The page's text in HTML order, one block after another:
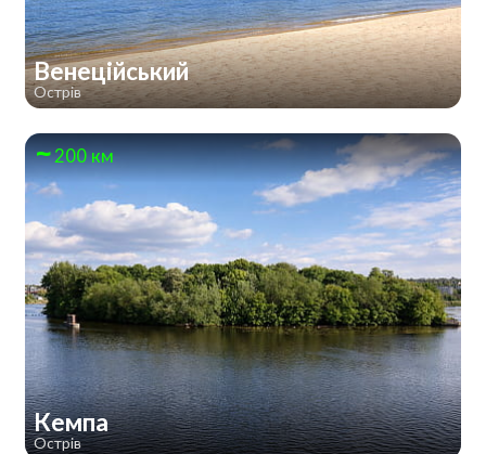
Венеційський
Острів
200 км
Кемпа
Острів